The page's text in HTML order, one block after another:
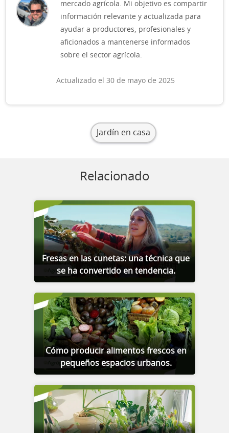
mercado agrícola. Mi objetivo es compartir
información relevante y actualizada para
ayudar a productores, profesionales y
aficionados a mantenerse informados
sobre el sector agrícola.
Actualizado el 30 de mayo de 2025
Jardín en casa
Relacionado
Fresas en las cunetas: una técnica que
se ha convertido en tendencia.
Cómo producir alimentos frescos en
pequeños espacios urbanos.